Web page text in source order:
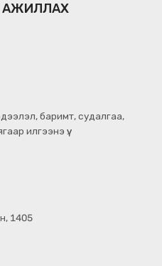
АЖИЛЛАХ
баримт, судалгаа,
илгээнэ үү.
1405